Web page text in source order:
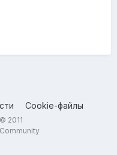
Cookie-файлы
2011